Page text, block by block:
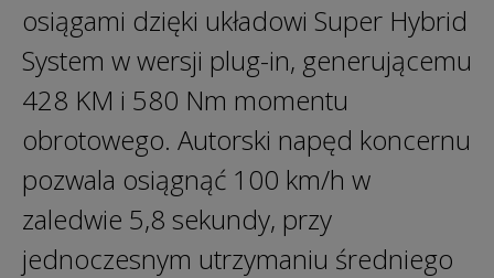
osiągami dzięki układowi Super Hybrid
System w wersji plug-in, generującemu
428 KM i 580 Nm momentu
obrotowego. Autorski napęd koncernu
pozwala osiągnąć 100 km/h w
zaledwie 5,8 sekundy, przy
jednoczesnym utrzymaniu średniego